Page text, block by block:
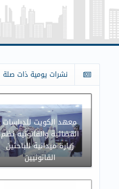
نشرات يومية ذات صلة
معهد الكويت للدراسات
القضائية والقانونية نظم
زيارة ميدانية للباحثين
القانونيين